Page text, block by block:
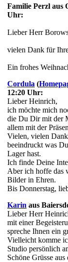
Familie Perzl aus
Uhr:
Lieber Herr
vielen Dank für
Ein frohes
Cordula (
12:20 Uhr:
Lieber Heinrich,
ich möchte mich
die Du Dir mit der
allem mit der
Vielen, vielen
beeindruckt was
Lager hast.
Ich finde Deine
Aber ich hoffe das
Bilder in Ehren.
Bis Donnerstag,
Karin aus
Lieber Herr
mit einer
spreche Ihnen ein
Vielleicht komme
Studio persönlich
Schöne Grüsse